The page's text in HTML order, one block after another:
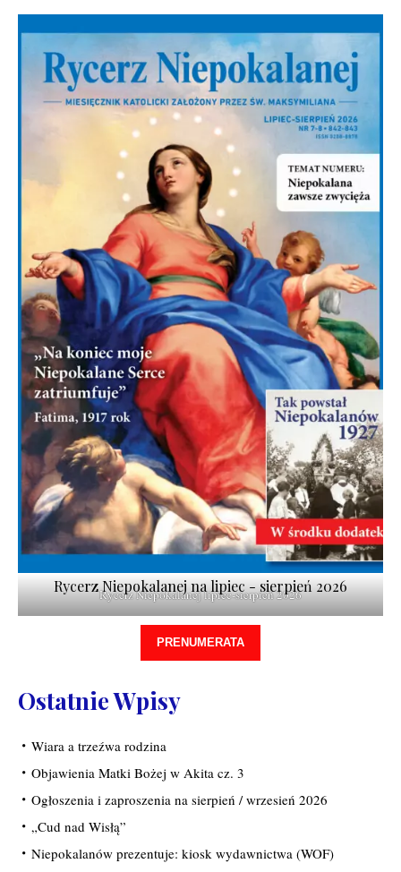
Rycerz Niepokalanej lipiec-sierpień 2026
Rycerz Niepokalanej na lipiec - sierpień 2026
PRENUMERATA
Ostatnie Wpisy
Wiara a trzeźwa rodzina
Objawienia Matki Bożej w Akita cz. 3
Ogłoszenia i zaproszenia na sierpień / wrzesień 2026
„Cud nad Wisłą”
Niepokalanów prezentuje: kiosk wydawnictwa (WOF)